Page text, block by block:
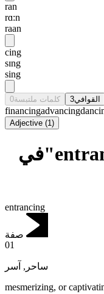
ran
rɑ:n
raan
cing
sɪng
sing
كلمات ملتبسة0 القوافي3
financingadvancing
Adjective (1)
تعريف ومعنى "entrancing"في
entrancing
صفة
01
ساحر , آسر
mesmerizing, or